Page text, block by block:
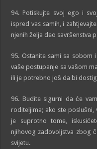
94. Potiskujte svoj ego i
ispred vas samih, i
njenih želja deo savršenstva
95. Ostanite sami sa
vaše postupanje sa vašom
ili je potrebno još da bi
96. Budite sigurni da će
roditeljima; ako ste poslušni,
je suprotno tome,
njihovog zadovoljstva zbog
svijetu.